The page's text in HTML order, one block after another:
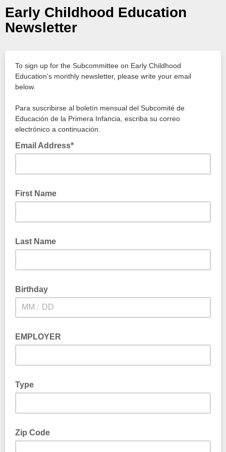
Early Childhood Education
Newsletter
To sign up for the Subcommittee on Early Childhood
Education's monthly newsletter, please write your email
below.
Para suscribirse al boletín mensual del Subcomité de
Educación de la Primera Infancia, escriba su correo
electrónico a continuación.
Email Address*
First Name
Last Name
Birthday
/
EMPLOYER
Type
Zip Code